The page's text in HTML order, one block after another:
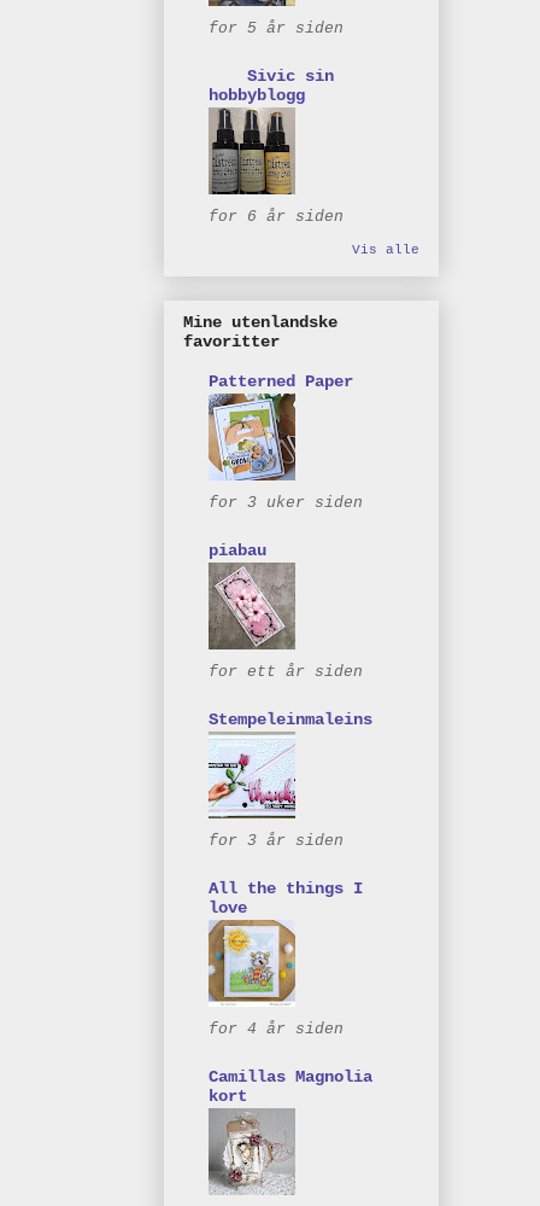
for 5 år siden
Sivic sin
hobbyblogg
for 6 år siden
Vis alle
Mine utenlandske
favoritter
Patterned Paper
for 3 uker siden
piabau
for ett år siden
Stempeleinmaleins
for 3 år siden
All the things I
love
for 4 år siden
Camillas Magnolia
kort